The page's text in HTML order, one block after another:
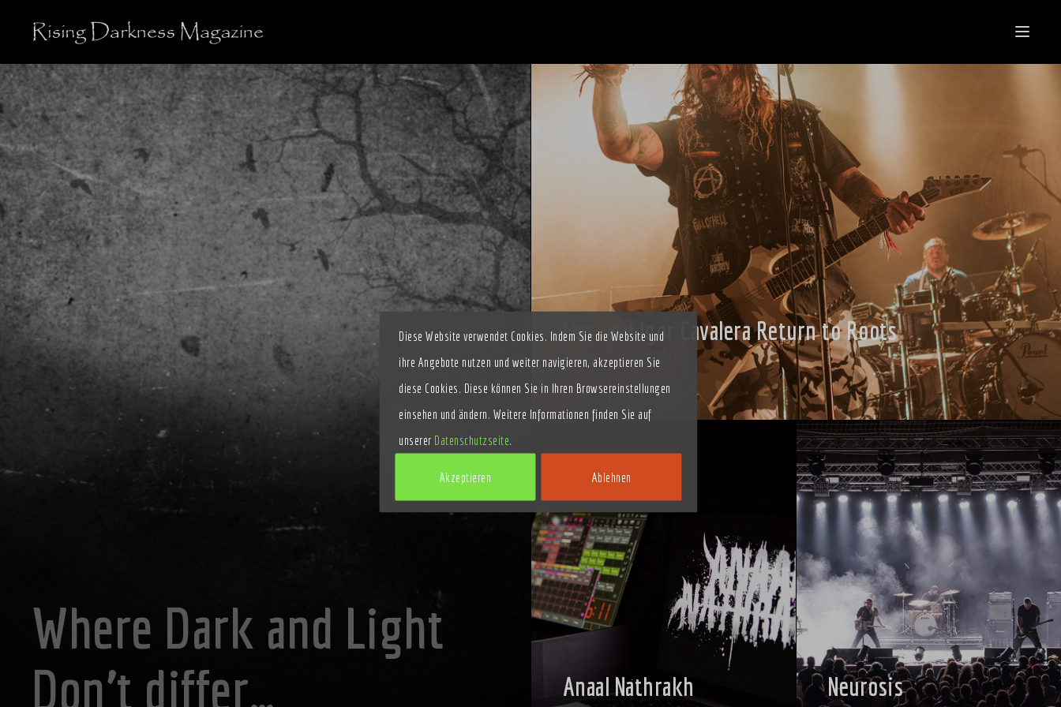
Where Dark and Light
Don’t differ…
Max und Igor Cavalera Return to Roots
BILDER
Anaal Nathrakh Neurosis
Diese Website verwendet Cookies. Indem Sie die Website und
ihre Angebote nutzen und weiter navigieren, akzeptieren Sie
diese Cookies. Diese können Sie in Ihren Browsereinstellungen
einsehen und ändern. Weitere Informationen finden Sie auf
unserer Datenschutzseite
Akzeptieren Ablehnen